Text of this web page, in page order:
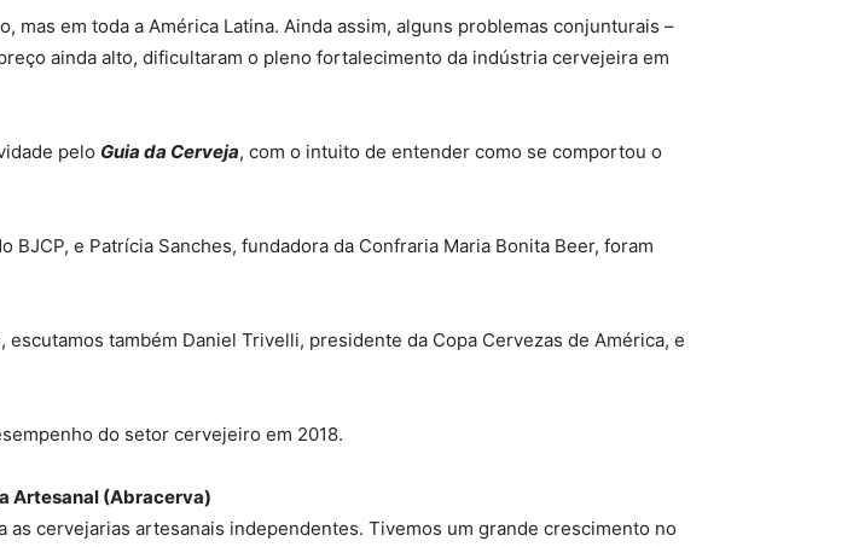
em toda a América Latina. Ainda assim, alguns problemas conjunturais –
ainda alto, dificultaram o pleno fortalecimento da indústria cervejeira em
pelo Guia da Cerveja, com o intuito de entender como se comportou o
e Patrícia Sanches, fundadora da Confraria Maria Bonita Beer, foram
também Daniel Trivelli, presidente da Copa Cervezas de América, e
do setor cervejeiro em 2018.
Artesanal (Abracerva)
cervejarias artesanais independentes. Tivemos um grande crescimento no